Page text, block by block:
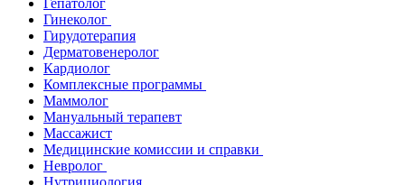
Гепатолог
Гинеколог
Гирудотерапия
Дерматовенеролог
Кардиолог
Комплексные программы
Маммолог
Мануальный терапевт
Массажист
Медицинские комиссии и справки
Невролог
Нутрициология